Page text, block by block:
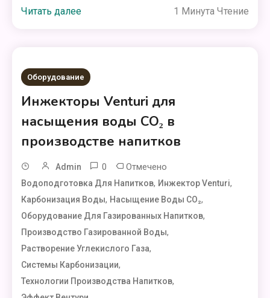
Читать далее 1 Минута Чтение
Оборудование
Инжекторы Venturi для
насыщения воды CO₂ в
производстве напитков
Admin 0 Отмечено
Водоподготовка Для Напитков, Инжектор Venturi,
Карбонизация Воды, Насыщение Воды CO₂,
Оборудование Для Газированных Напитков,
Производство Газированной Воды,
Растворение Углекислого Газа,
Системы Карбонизации,
Технологии Производства Напитков,